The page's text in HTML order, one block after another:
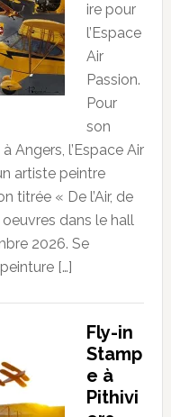
ire pour
l’Espace
Air
Passion.
Pour
son
Angers, l’Espace Air
artiste peintre
titrée « De l’Air, de
oeuvres dans le hall
2026. Se
[…]
Fly-in
Stamp
e à
Pithivi